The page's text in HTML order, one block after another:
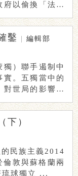
府以偷換「法理
鑿 | 編輯部
）聯手遏制中
實。五獨當中的
對世局的影響尤
下）
民族主義2014
敦與蘇格蘭兩
地，在蘇格蘭獨立運動的現場思考著琉球獨立 ...